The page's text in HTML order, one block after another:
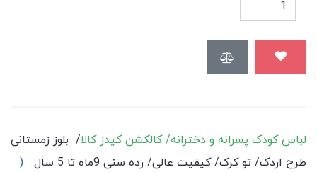
لباس کودک پسرانه و دخترانه/ کالکشن کیدز کالا/ بلوز زمستانی
طرح اردک/ تو کرک/ کیفیت عالی/ رده سنی 9ماه تا 5 سال
(